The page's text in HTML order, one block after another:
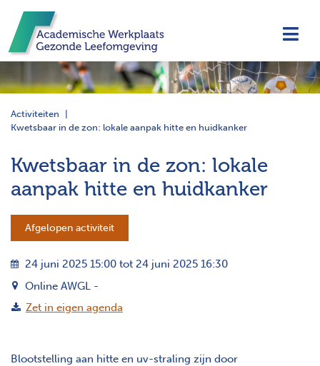
Activiteiten
Kwetsbaar in de zon: lokale aanpak hitte en huidkanker
Kwetsbaar in de zon: lokale
aanpak hitte en huidkanker
Afgelopen activiteit
24 juni 2025 15:00 tot 24 juni 2025 16:30
Online AWGL -
Zet in eigen agenda
Blootstelling aan hitte en uv-straling zijn door